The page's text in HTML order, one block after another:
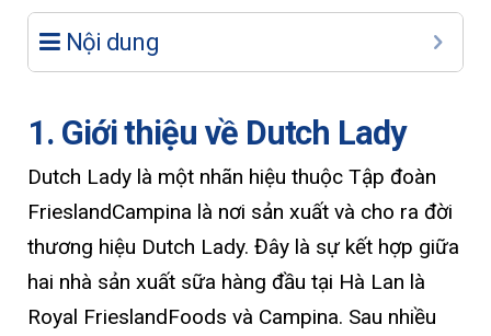
Nội dung
1. Giới thiệu về Dutch Lady
Dutch Lady là một nhãn hiệu thuộc Tập đoàn
FrieslandCampina là nơi sản xuất và cho ra đời
thương hiệu Dutch Lady. Đây là sự kết hợp giữa
hai nhà sản xuất sữa hàng đầu tại Hà Lan là
Royal FrieslandFoods và Campina. Sau nhiều